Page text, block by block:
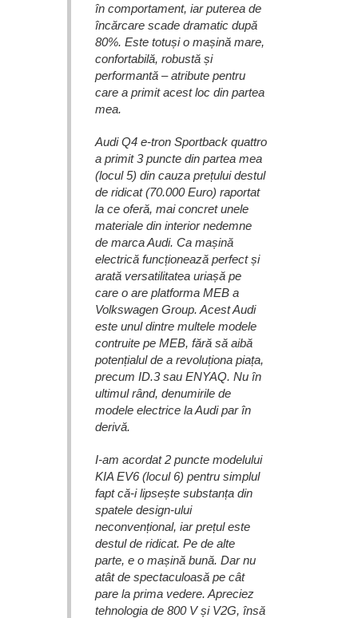
în comportament, iar puterea de
încărcare scade dramatic după
80%. Este totuși o mașină mare,
confortabilă, robustă și
performantă – atribute pentru
care a primit acest loc din partea
mea.
Audi Q4 e-tron Sportback quattro
a primit 3 puncte din partea mea
(locul 5) din cauza prețului destul
de ridicat (70.000 Euro) raportat
la ce oferă, mai concret unele
materiale din interior nedemne
de marca Audi. Ca mașină
electrică funcționează perfect și
arată versatilitatea uriașă pe
care o are platforma MEB a
Volkswagen Group. Acest Audi
este unul dintre multele modele
contruite pe MEB, fără să aibă
potențialul de a revoluționa piața,
precum ID.3 sau ENYAQ. Nu în
ultimul rând, denumirile de
modele electrice la Audi par în
derivă.
I-am acordat 2 puncte modelului
KIA EV6 (locul 6) pentru simplul
fapt că-i lipsește substanța din
spatele design-ului
neconvențional, iar prețul este
destul de ridicat. Pe de alte
parte, e o mașină bună. Dar nu
atât de spectaculoasă pe cât
pare la prima vedere. Apreciez
tehnologia de 800 V și V2G, însă